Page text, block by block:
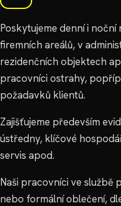
Poskytujeme denní i
firemních areálů, v
rezidenčních objektech
pracovníci ostrahy,
požadavků klientů.
Zajišťujeme především
ústředny, klíčové
servis apod.
Naši pracovníci ve službě
nebo formální oblečení,